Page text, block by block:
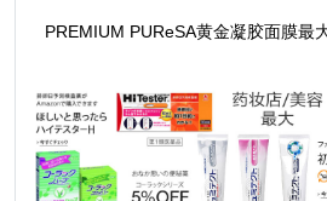
PREMIUM PUReSA黄金凝胶面膜最